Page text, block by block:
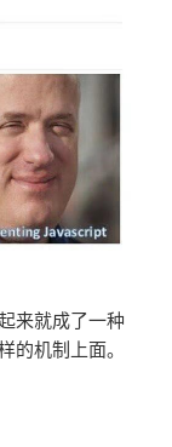
来就成了一种
的机制上面。